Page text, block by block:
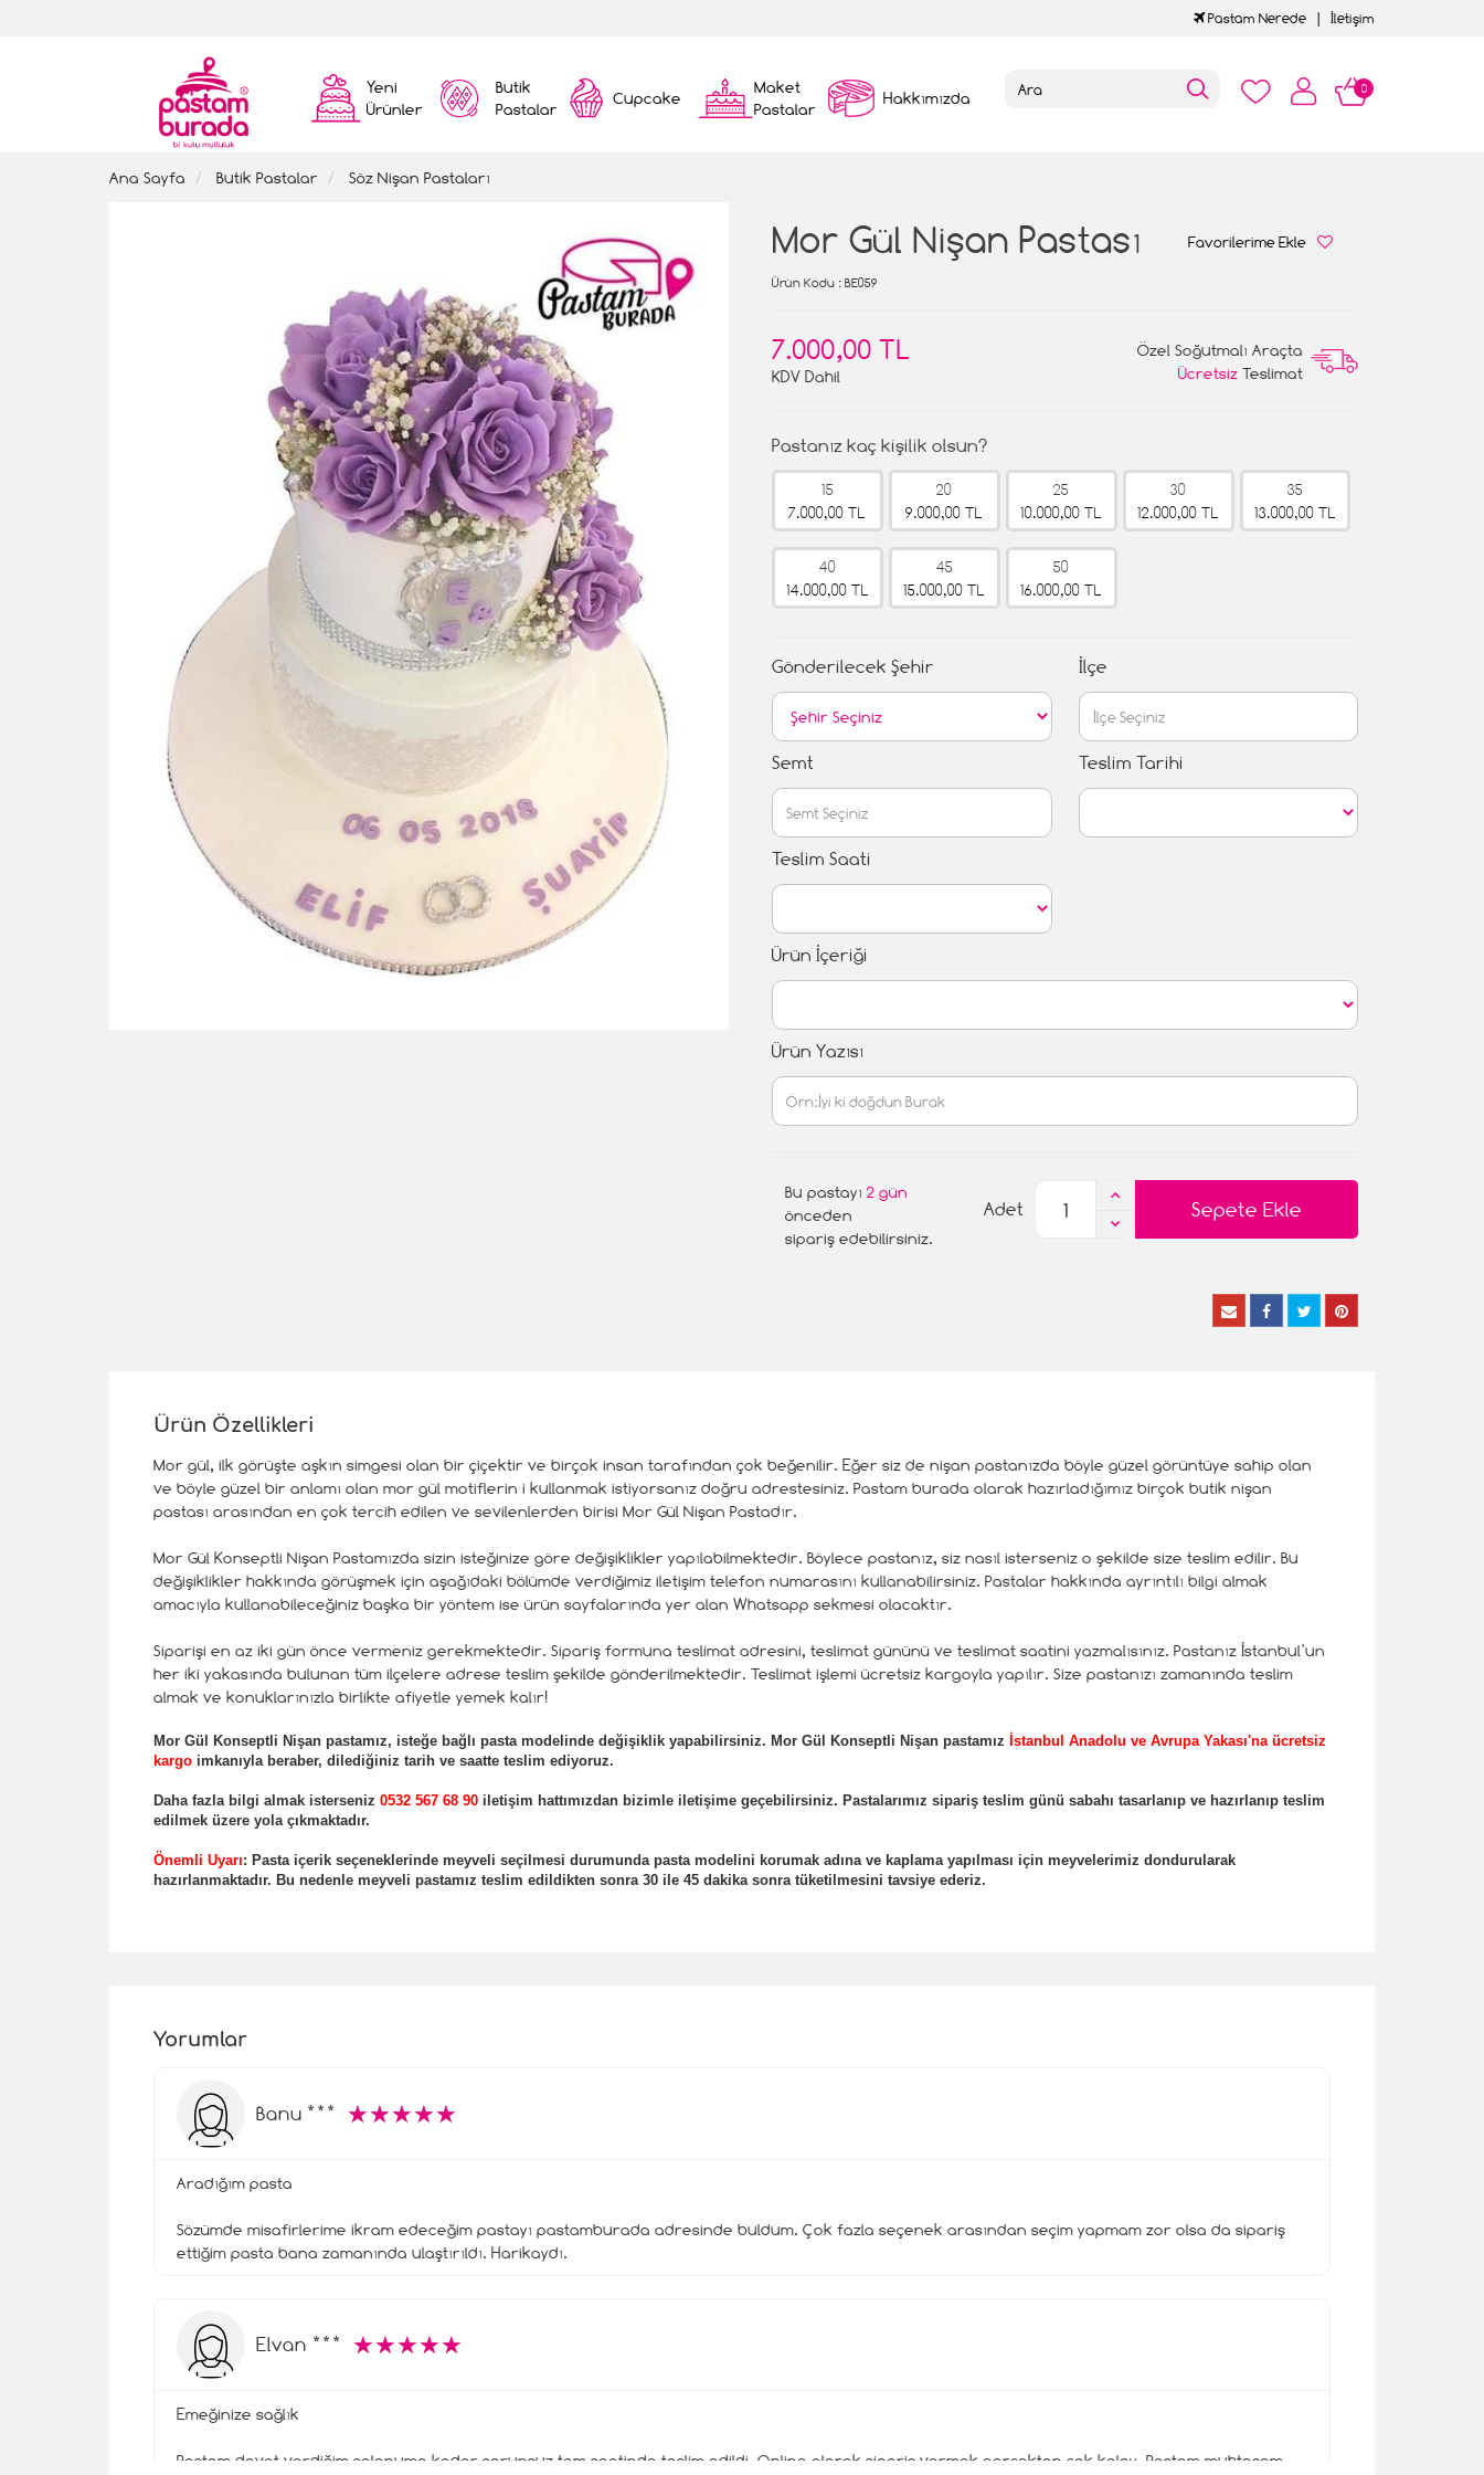
Pastam Nerede İletişim
Yeni
Ürünler
Butik
Pastalar
Cupcake
Maket
Pastalar
Hakkımızda 0
Ana Sayfa Butik Pastalar Söz Nişan Pastaları
Mor Gül Nişan Pastası Favorilerime Ekle
Ürün Kodu : BE059
7.000,00 TL
KDV Dahil
Özel Soğutmalı Araçta
Ücretsiz Teslimat
Pastanız kaç kişilik olsun?
15
7.000,00 TL
20
9.000,00 TL
25
10.000,00 TL
30
12.000,00 TL
35
13.000,00 TL
40
14.000,00 TL
45
15.000,00 TL
50
16.000,00 TL
Gönderilecek Şehir İlçe
Semt Teslim Tarihi
Teslim Saati
Ürün İçeriği
Ürün Yazısı
Bu pastayı 2 gün
önceden
sipariş edebilirsiniz.
Sepete Ekle
Adet
Ürün Özellikleri
Mor gül, ilk görüşte aşkın simgesi olan bir çiçektir ve birçok insan tarafından çok beğenilir. Eğer siz de nişan pastanızda böyle güzel görüntüye sahip olan
ve böyle güzel bir anlamı olan mor gül motiflerin i kullanmak istiyorsanız doğru adrestesiniz. Pastam burada olarak hazırladığımız birçok butik nişan
pastası arasından en çok tercih edilen ve sevilenlerden birisi Mor Gül Nişan Pastadır.
Mor Gül Konseptli Nişan Pastamızda sizin isteğinize göre değişiklikler yapılabilmektedir. Böylece pastanız, siz nasıl isterseniz o şekilde size teslim edilir. Bu
değişiklikler hakkında görüşmek için aşağıdaki bölümde verdiğimiz iletişim telefon numarasını kullanabilirsiniz. Pastalar hakkında ayrıntılı bilgi almak
amacıyla kullanabileceğiniz başka bir yöntem ise ürün sayfalarında yer alan Whatsapp sekmesi olacaktır.
Siparişi en az iki gün önce vermeniz gerekmektedir. Sipariş formuna teslimat adresini, teslimat gününü ve teslimat saatini yazmalısınız. Pastanız İstanbul’un
her iki yakasında bulunan tüm ilçelere adrese teslim şekilde gönderilmektedir. Teslimat işlemi ücretsiz kargoyla yapılır. Size pastanızı zamanında teslim
almak ve konuklarınızla birlikte afiyetle yemek kalır!
Mor Gül Konseptli Nişan pastamız, isteğe bağlı pasta modelinde değişiklik yapabilirsiniz. Mor Gül Konseptli Nişan pastamız İstanbul Anadolu ve Avrupa Yakası'na ücretsiz
kargo imkanıyla beraber, dilediğiniz tarih ve saatte teslim ediyoruz.
Daha fazla bilgi almak isterseniz 0532 567 68 90 iletişim hattımızdan bizimle iletişime geçebilirsiniz. Pastalarımız sipariş teslim günü sabahı tasarlanıp ve hazırlanıp teslim
edilmek üzere yola çıkmaktadır.
Önemli Uyarı: Pasta içerik seçeneklerinde meyveli seçilmesi durumunda pasta modelini korumak adına ve kaplama yapılması için meyvelerimiz dondurularak
hazırlanmaktadır. Bu nedenle meyveli pastamız teslim edildikten sonra 30 ile 45 dakika sonra tüketilmesini tavsiye ederiz.
Yorumlar
Banu *** ☆☆☆☆☆
★★★★★
Aradığım pasta
Sözümde misafirlerime ikram edeceğim pastayı pastamburada adresinde buldum. Çok fazla seçenek arasından seçim yapmam zor olsa da sipariş
ettiğim pasta bana zamanında ulaştırıldı. Harikaydı.
Elvan *** ☆☆☆☆☆
★★★★★
Emeğinize sağlık
Pastam davet verdiğim salonuma kadar sorunsuz tam saatinde teslim edildi. Online olarak sipariş vermek gerçekten çok kolay. Pastam muhteşem.